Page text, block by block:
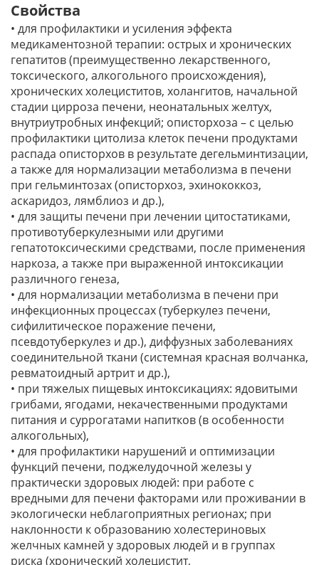
Свойства
• для профилактики и усиления эффекта
медикаментозной терапии: острых и хронических
гепатитов (преимущественно лекарственного,
токсического, алкогольного происхождения),
хронических холециститов, холангитов, начальной
стадии цирроза печени, неонатальных желтух,
внутриутробных инфекций; описторхоза – с целью
профилактики цитолиза клеток печени продуктами
распада описторхов в результате дегельминтизации,
а также для нормализации метаболизма в печени
при гельминтозах (описторхоз, эхинококкоз,
аскаридоз, лямблиоз и др.),
• для защиты печени при лечении цитостатиками,
противотуберкулезными или другими
гепатотоксическими средствами, после применения
наркоза, а также при выраженной интоксикации
различного генеза,
• для нормализации метаболизма в печени при
инфекционных процессах (туберкулез печени,
сифилитическое поражение печени,
псевдотуберкулез и др.), диффузных заболеваниях
соединительной ткани (системная красная волчанка,
ревматоидный артрит и др.),
• при тяжелых пищевых интоксикациях: ядовитыми
грибами, ягодами, некачественными продуктами
питания и суррогатами напитков (в особенности
алкогольных),
• для профилактики нарушений и оптимизации
функций печени, поджелудочной железы у
практически здоровых людей: при работе с
вредными для печени факторами или проживании в
экологически неблагоприятных регионах; при
наклонности к образованию холестериновых
желчных камней у здоровых людей и в группах
риска (хронический холецистит,